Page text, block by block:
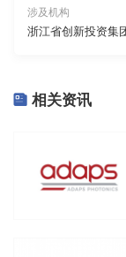
熠投资、欧菲控股
2018年12月12日
未提及
涉及机构
浙江省创新投资集
相关资讯